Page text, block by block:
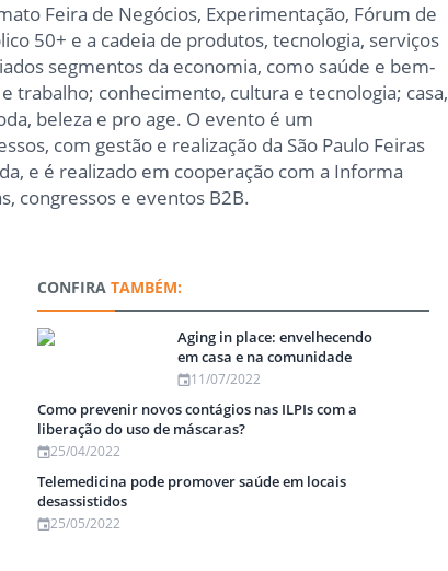
Feira de Negócios, Experimentação, Fórum de
50+ e a cadeia de produtos, tecnologia, serviços
segmentos da economia, como saúde e bem-
trabalho; conhecimento, cultura e tecnologia; casa,
beleza e pro age. O evento é um
com gestão e realização da São Paulo Feiras
e é realizado em cooperação com a Informa
congressos e eventos B2B.
CONFIRATAMBÉM:
Aging in place: envelhecendo
em casa e na comunidade
11/07/2022
Como prevenir novos contágios nas ILPIs com a
liberação do uso de máscaras?
25/04/2022
Telemedicina pode promover saúde em locais
desassistidos
25/05/2022